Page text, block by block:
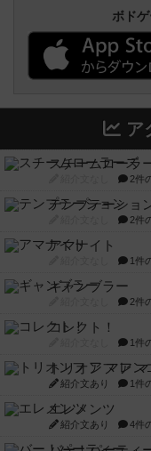
ボド
ア
スチームローラ
2件
テンプテーショ
2件
アマナイト
1件
ギャンブラー
2件
コレクト！
1件
トリオンフ ア
紹介文あり 1件
エレメンツ
紹介文あり 4件